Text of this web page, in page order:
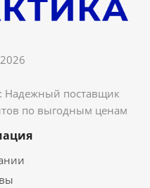
Надежный поставщик
по выгодным ценам